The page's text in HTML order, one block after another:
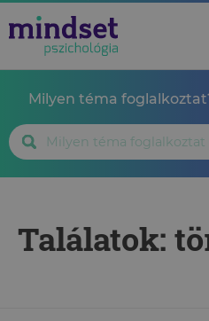
Milyen téma
Találatok: